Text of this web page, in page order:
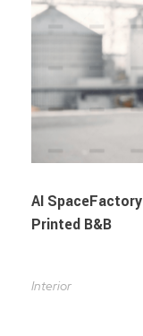
AI
Printed B&B
Interior